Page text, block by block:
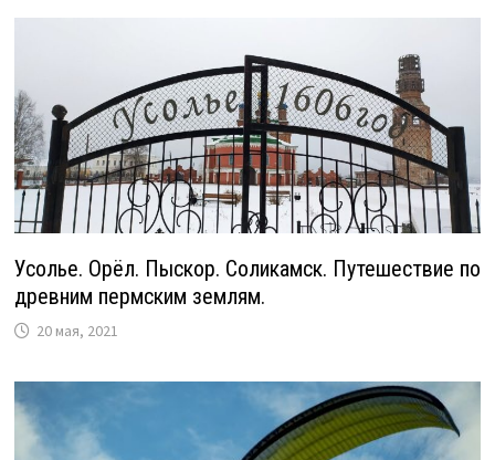
Усолье. Орёл. Пыскор. Соликамск. Путешествие по
древним пермским землям.
20 мая, 2021